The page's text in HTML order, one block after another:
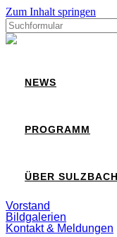
Zum Inhalt springen
Suchen
nach:
Sulzbach
NEWS
PROGRAMM
ÜBER SULZBACH
Vorstand
Bildgalerien
Kontakt & Meldungen